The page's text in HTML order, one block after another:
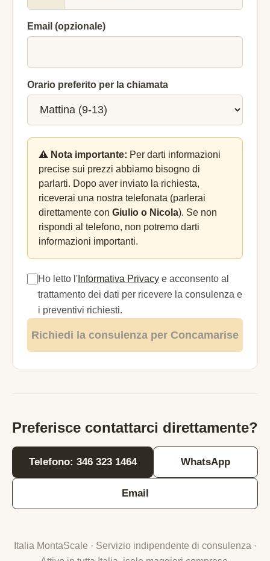
Email (opzionale)
Orario preferito per la chiamata
⚠️ Nota importante: Per darti informazioni
precise sui prezzi abbiamo bisogno di
parlarti. Dopo aver inviato la richiesta,
riceverai una nostra telefonata (parlerai
direttamente con Giulio o Nicola). Se non
rispondi al telefono, non potremo darti
informazioni importanti.
Ho letto l' Informativa Privacy e acconsento al
trattamento dei dati per ricevere la consulenza e
i preventivi richiesti.
Richiedi la consulenza per Concamarise
Preferisce contattarci direttamente?
Telefono: 346 323 1464 WhatsApp
Email
Italia MontaScale · Servizio indipendente di consulenza ·